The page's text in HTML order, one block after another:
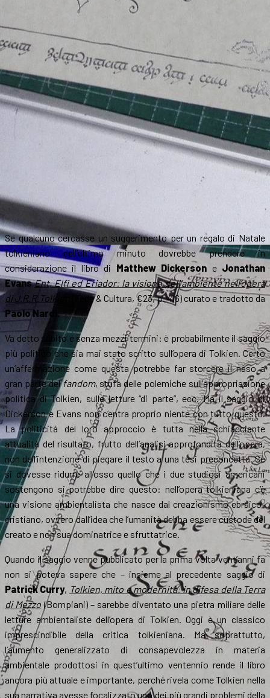
Se qualcuno cercasse un suggerimento per un regalo di Natale
tolkieniano dell’ultimo minuto dovrebbe prendere in
considerazione il libro di Matthew Dickerson e Jonathan
Evans Ent, Elfi ed Eriador: la visione dell’ambiente nell’opera
di J.R.R.Tolkien
(Fede & Cultura, €23, p. 416) curato e tradotto da
Paolo Nardi .
Va detto subito e senza mezzi termini: è probabilmente il saggio
più politico che sia mai stato scritto sull’opera di Tolkien. Certo
un’affermazione come questa potrebbe far storcere il naso a
gran parte delfandom, stufa delle polemiche sull’appropriazione
politica di Tolkien, sulle letture “di parte”, ecc. Ma il saggio di
Dickerson e Evans non c’entra proprio niente con tutto questo.
La politicità del loro approccio è tutta nella schiacciante
attualità del risultato, frutto dell’analisi approfondita dell’opera,
non dell’intenzione di piegare il testo a una tesi preconcetta. Se
si dovesse ridurre all’osso quello che i due studiosi americani
sostengono si potrebbe dire questo: nell’opera tolkieniana c’è
una visione ambientalista che nasce dal creazionismo ebraico-
cristiano, ovvero dall’idea che l’umanità debba essere custode del
creato e non sua dominatrice e sfruttatrice.
Quando il saggio venne pubblicato per la prima volta vent’anni fa
non si poteva sapere che – insieme al precedente saggio di
Patrick Curry, Tolkien, mito e modernità: in difesa della Terra
di Mezzo (Bompiani) – sarebbe diventato una pietra miliare delle
letture ambientaliste dell’opera di Tolkien. Oggi è un classico
imprescindibile della critica tolkieniana. Ma soprattutto,
l’aumento generalizzato di consapevolezza in materia
ambientale prodottosi in quest’ultimo ventennio rende il libro
ancora più attuale e importante, perché rivela come Tolkien nella
sua narrativa avesse focalizzato uno dei più grandi problemi della